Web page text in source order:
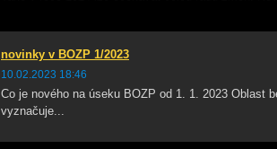
novinky v BOZP 1/2023
10.02.2023 18:46
Co je nového na úseku BOZP od 1. 1. 2023 Oblast
vyznačuje...